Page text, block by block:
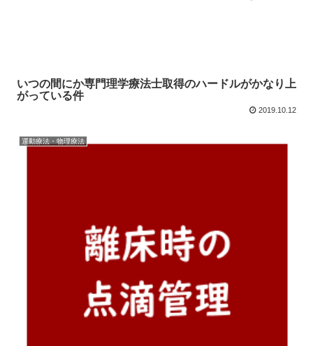
いつの間にか専門理学療法士取得のハードルがかなり上
がっている件
2019.10.12
運動療法・物理療法